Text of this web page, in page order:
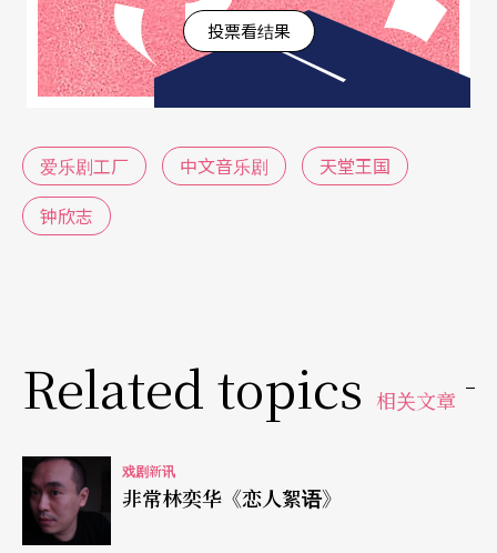
投票看结果
爱乐剧工厂 中文音乐剧
天堂王国
钟欣志
Related topics 相关文章
戏剧新讯
非常林奕华《恋人絮语》